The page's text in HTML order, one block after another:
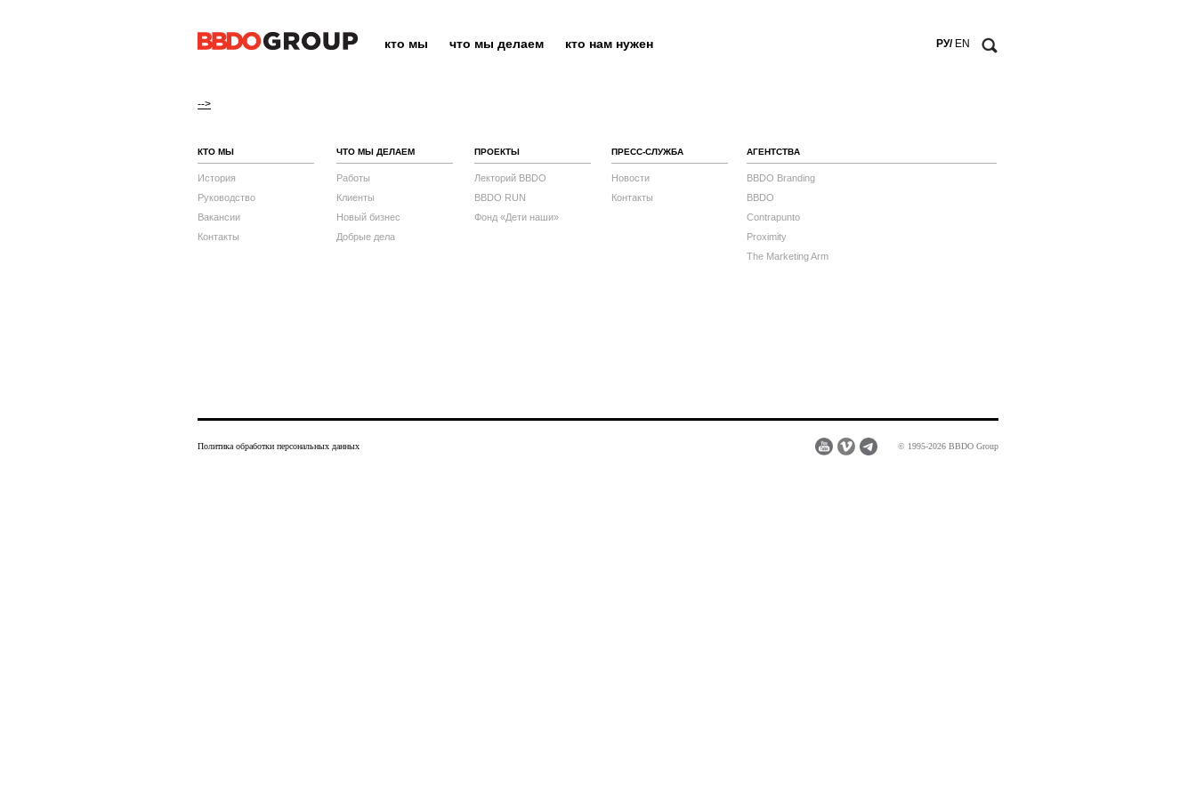
кто мы что мы делаем кто нам нужен РУ/ EN
-->
КТО МЫ
История
Руководство
Вакансии
Контакты
ЧТО МЫ ДЕЛАЕМ
Работы
Клиенты
Новый бизнес
Добрые дела
ПРОЕКТЫ
Лекторий BBDO
BBDO RUN
Фонд «Дети наши»
ПРЕСС-СЛУЖБА
Новости
Контакты
АГЕНТСТВА
BBDO Branding
BBDO
Contrapunto
Proximity
The Marketing Arm
© 1995-2026 BBDO Group
Политика обработки персональных данных